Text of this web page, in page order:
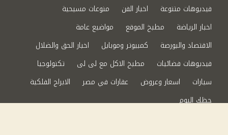
فيديوهات متنوعة
اخبار الفن
منوعات مسيحية
اخبار الرياضة
مطبخ الموقع
مواضيع عامة
الاقتصاد والبورصة
كمبيوتر وموبايل
اخبار الحق والضلال
فيديوهات فضائيات
مطبخ الاكل مع لى لى
تكنولوجيا
سيارات
اسعار وعروض عقارات في مصر
الابراج الفلكية
حظك اليوم